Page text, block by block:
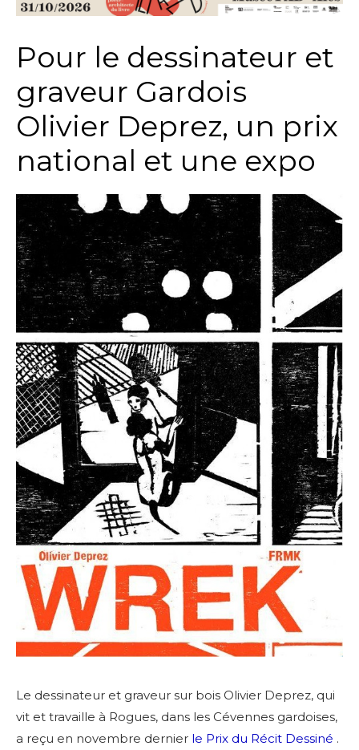
Pour le dessinateur et
graveur Gardois
Olivier Deprez, un prix
national et une expo
Le dessinateur et graveur sur bois Olivier Deprez, qui
vit et travaille à Rogues, dans les Cévennes gardoises,
a reçu en novembre dernier le Prix du Récit Dessiné .